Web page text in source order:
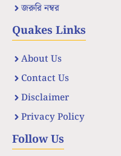
জরুরি নম্বর
Quakes Links
About Us
Contact Us
Disclaimer
Privacy Policy
Follow Us